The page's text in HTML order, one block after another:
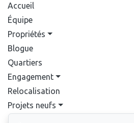
Accueil
Équipe
Propriétés
Blogue
Quartiers
Engagement
Relocalisation
Projets neufs